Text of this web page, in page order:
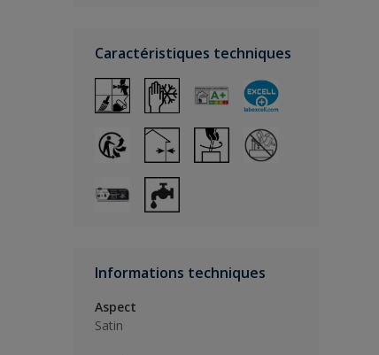
Caractéristiques techniques
Informations techniques
Aspect
Satin